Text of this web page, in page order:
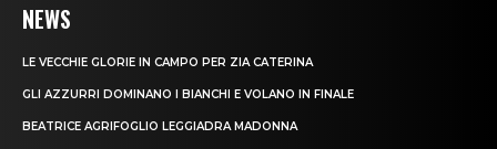
NEWS
LE VECCHIE GLORIE IN CAMPO PER ZIA CATERINA
GLI AZZURRI DOMINANO I BIANCHI E VOLANO IN FINALE
BEATRICE AGRIFOGLIO LEGGIADRA MADONNA